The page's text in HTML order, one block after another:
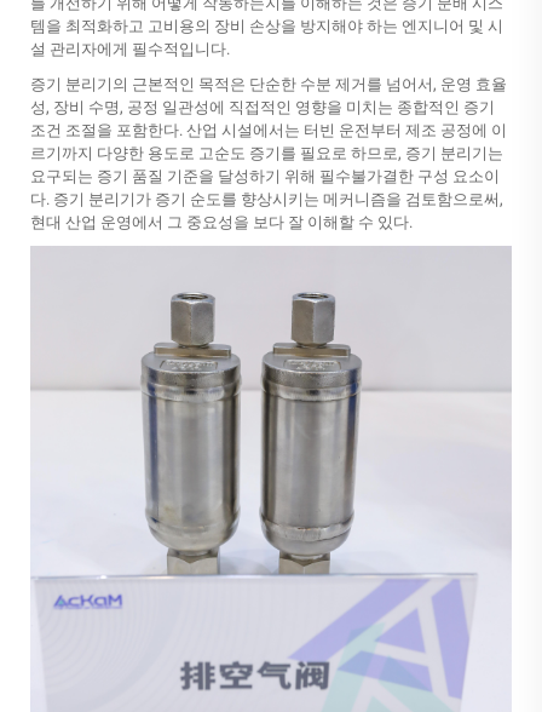
템을 최적화하고 고비용의 장비 손상을 방지해야 하는 엔지니어 및 시
설 관리자에게 필수적입니다.
증기 분리기의 근본적인 목적은 단순한 수분 제거를 넘어서, 운영 효율
성, 장비 수명, 공정 일관성에 직접적인 영향을 미치는 종합적인 증기
조건 조절을 포함한다. 산업 시설에서는 터빈 운전부터 제조 공정에 이
르기까지 다양한 용도로 고순도 증기를 필요로 하므로, 증기 분리기는
요구되는 증기 품질 기준을 달성하기 위해 필수불가결한 구성 요소이
다. 증기 분리기가 증기 순도를 향상시키는 메커니즘을 검토함으로써,
현대 산업 운영에서 그 중요성을 보다 잘 이해할 수 있다.